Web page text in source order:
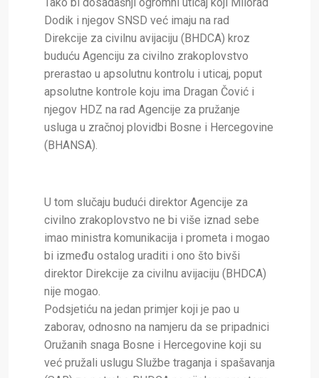
Dodik i njegov SNSD već imaju na rad
Direkcije za civilnu avijaciju (BHDCA) kroz
buduću Agenciju za civilno zrakoplovstvo
prerastao u apsolutnu kontrolu i uticaj, poput
apsolutne kontrole koju ima Dragan Čović i
njegov HDZ na rad Agencije za pružanje
usluga u zračnoj plovidbi Bosne i Hercegovine
(BHANSA).
U tom slučaju budući direktor Agencije za
civilno zrakoplovstvo ne bi više iznad sebe
imao ministra komunikacija i prometa i mogao
bi između ostalog uraditi i ono što bivši
direktor Direkcije za civilnu avijaciju (BHDCA)
nije mogao.
Podsjetiću na jedan primjer koji je pao u
zaborav, odnosno na namjeru da se pripadnici
Oružanih snaga Bosne i Hercegovine koji su
već pružali uslugu Službe traganja i spašavanja